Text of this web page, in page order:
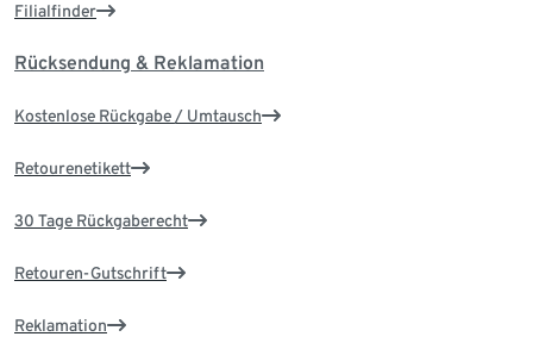
Filialfinder
Rücksendung & Reklamation
Kostenlose Rückgabe / Umtausch
Retourenetikett
30 Tage Rückgaberecht
Retouren-Gutschrift
Reklamation